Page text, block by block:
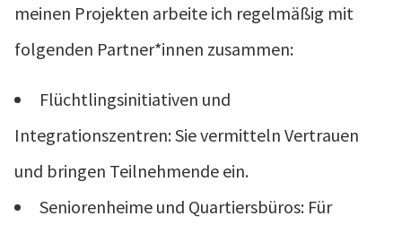
meinen Projekten arbeite ich regelmäßig mit
folgenden Partner*innen zusammen:
Flüchtlingsinitiativen und
Integrationszentren: Sie vermitteln Vertrauen
und bringen Teilnehmende ein.
Seniorenheime und Quartiersbüros: Für